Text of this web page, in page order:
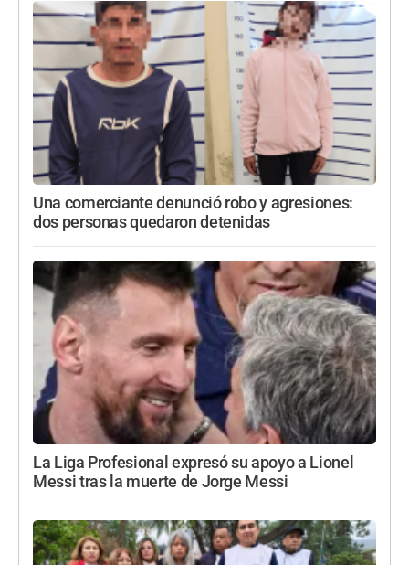
Una comerciante denunció robo y agresiones:
dos personas quedaron detenidas
La Liga Profesional expresó su apoyo a Lionel
Messi tras la muerte de Jorge Messi